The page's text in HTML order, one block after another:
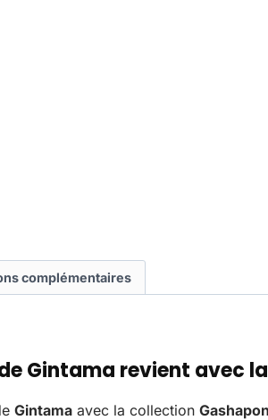
complémentaires
Gintama revient avec
Gintama avec la collection